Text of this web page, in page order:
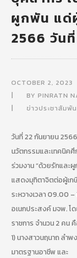
ผูกพัน แด่
2566 วัน
OCTOBER 2, 2023
BYPINRATN
ข่าวประชาสัมพั
วันที่ 22 กันยายน
นวัตกรรมและเทคนิค
ร่วมงาน “ด้วยรักและ
แสดงมุทิตาจิตต่อผู้เ
ระหวางเวลา 09.00
อเนกประสงค์ มจพ.
ราชการ จำนวน 2 คน
1) นางสาวนฤนาถ ลำ
มาตรฐานอาชีพ และ